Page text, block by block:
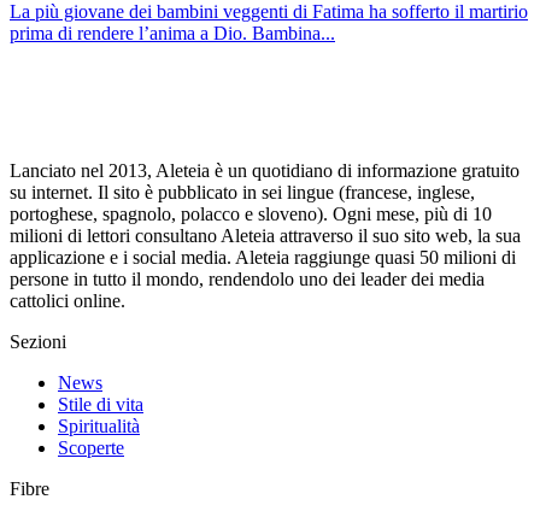
La più giovane dei bambini veggenti di Fatima ha sofferto il martirio
prima di rendere l’anima a Dio. Bambina...
Lanciato nel 2013, Aleteia è un quotidiano di informazione gratuito
su internet. Il sito è pubblicato in sei lingue (francese, inglese,
portoghese, spagnolo, polacco e sloveno). Ogni mese, più di 10
milioni di lettori consultano Aleteia attraverso il suo sito web, la sua
applicazione e i social media. Aleteia raggiunge quasi 50 milioni di
persone in tutto il mondo, rendendolo uno dei leader dei media
cattolici online.
Sezioni
News
Stile di vita
Spiritualità
Scoperte
Fibre